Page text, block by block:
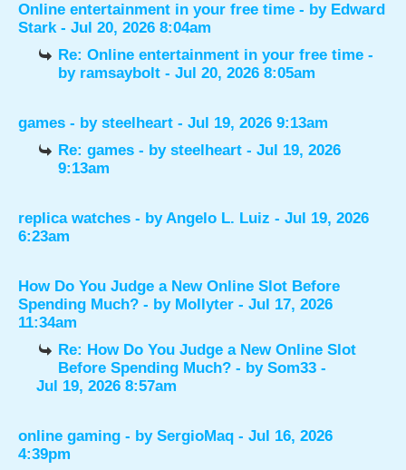
Online entertainment in your free time - by Edward
Stark- Jul 20, 2026 8:04am
Re: Online entertainment in your free time -
by ramsaybolt - Jul 20, 2026 8:05am
games - by steelheart - Jul 19, 2026 9:13am
Re: games - bysteelheart - Jul 19, 2026
9:13am
replica watches - byAngelo L. Luiz - Jul 19, 2026
6:23am
How Do You Judge a New Online Slot Before
Spending Much? - by Mollyter - Jul 17, 2026
11:34am
Re: How Do You Judge a New Online Slot
Before Spending Much? - bySom33 -
Jul 19, 2026 8:57am
online gaming - by SergioMaq - Jul 16, 2026
4:39pm